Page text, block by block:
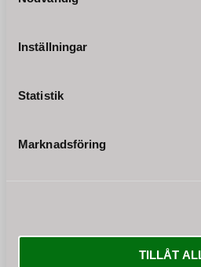
Inställningar
Statistik
Marknadsföring
TILLÅT
Beställning och betalning
Leveransinformation